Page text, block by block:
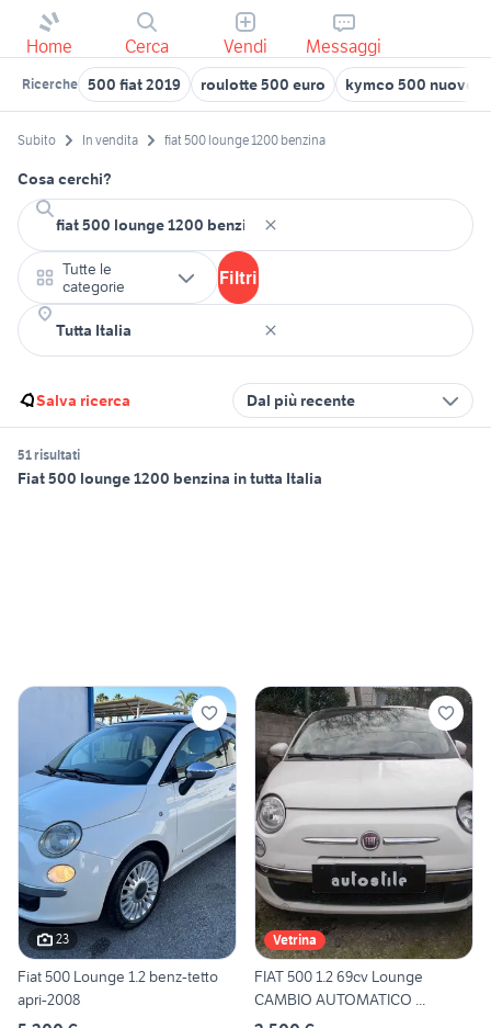
Home Cerca Vendi Messaggi
Ricerche 500 fiat 2019 roulotte 500 euro kymco 500 nuovo
Subito In vendita fiat 500 lounge 1200 benzina
Cosa cerchi?
Tutte le
categorie
Filtri
Salva ricerca Dal più recente
51 risultati
Fiat 500 lounge 1200 benzina in tutta Italia
23
Fiat 500 Lounge 1.2 benz-tetto
apri-2008
Vetrina
FIAT 500 1.2 69cv Lounge
CAMBIO AUTOMATICO ...